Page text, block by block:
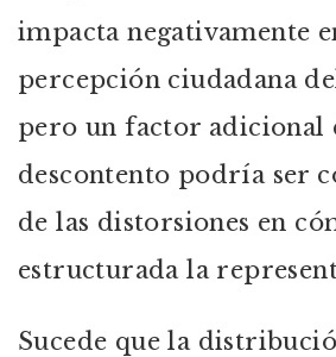
impacta negativamente
percepción ciudadana
pero un factor adicional
descontento podría ser
de las distorsiones en
estructurada la
Sucede que la